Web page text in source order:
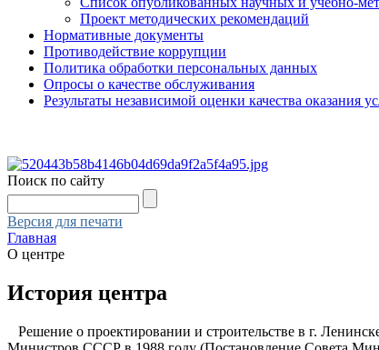
Проект методических рекомендаций
Нормативные документы
Противодействие коррупции
Политика обработки персональных данных
Опросы о качестве обслуживания
Результаты независимой оценки качества оказания
Поиск по сайту
Версия для печати
Главная
О центре
История центра
Решение о проектировании и строительстве в г.